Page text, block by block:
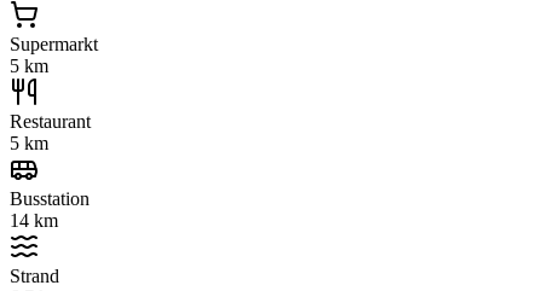
Supermarkt
5 km
Restaurant
5 km
Busstation
14 km
Strand